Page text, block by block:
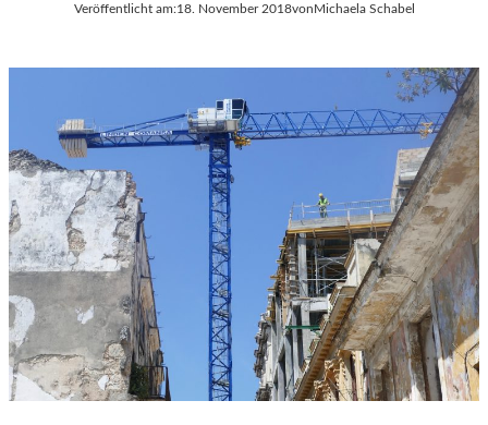
Veröffentlicht am:18. November 2018vonMichaela Schabel